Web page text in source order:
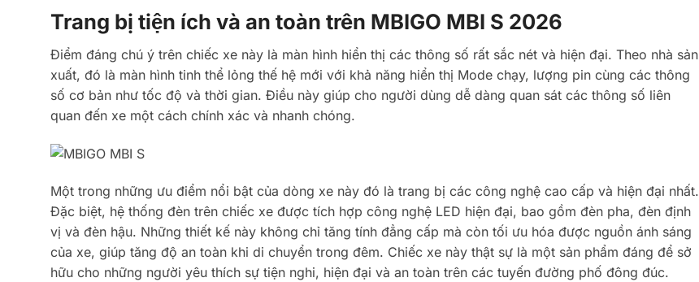
Trang bị tiện ích và an toàn trên MBIGO MBI S 2026
Điểm đáng chú ý trên chiếc xe này là màn hình hiển thị các thông số rất sắc nét và hiện đại. Theo nhà sản
xuất, đó là màn hình tinh thể lỏng thế hệ mới với khả năng hiển thị Mode chạy, lượng pin cùng các thông
số cơ bản như tốc độ và thời gian. Điều này giúp cho người dùng dễ dàng quan sát các thông số liên
quan đến xe một cách chính xác và nhanh chóng.
Một trong những ưu điểm nổi bật của dòng xe này đó là trang bị các công nghệ cao cấp và hiện đại nhất.
Đặc biệt, hệ thống đèn trên chiếc xe được tích hợp công nghệ LED hiện đại, bao gồm đèn pha, đèn định
vị và đèn hậu. Những thiết kế này không chỉ tăng tính đẳng cấp mà còn tối ưu hóa được nguồn ánh sáng
của xe, giúp tăng độ an toàn khi di chuyển trong đêm. Chiếc xe này thật sự là một sản phẩm đáng để sở
hữu cho những người yêu thích sự tiện nghi, hiện đại và an toàn trên các tuyến đường phố đông đúc.